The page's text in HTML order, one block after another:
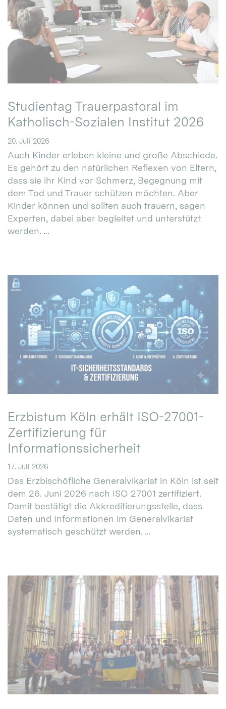
Studientag Trauerpastoral im
Katholisch-Sozialen Institut 2026
20. Juli 2026
Auch Kinder erleben kleine und große Abschiede.
Es gehört zu den natürlichen Reflexen von Eltern,
dass sie ihr Kind vor Schmerz, Begegnung mit
dem Tod und Trauer schützen möchten. Aber
Kinder können und sollten auch trauern, sagen
Experten, dabei aber begleitet und unterstützt
werden. ...
Erzbistum Köln erhält ISO-27001-
Zertifizierung für
Informationssicherheit
17. Juli 2026
Das Erzbischöfliche Generalvikariat in Köln ist seit
dem 26. Juni 2026 nach ISO 27001 zertifiziert.
Damit bestätigt die Akkreditierungsstelle, dass
Daten und Informationen im Generalvikariat
systematisch geschützt werden. ...